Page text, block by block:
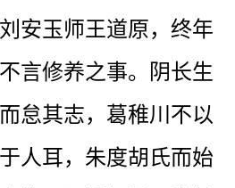
安玉师王道原，终年
言修养之事。阴长生
怠其志，葛稚川不以
人耳，朱度胡氏而始